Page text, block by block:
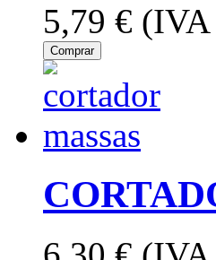
5,79 €
Comprar